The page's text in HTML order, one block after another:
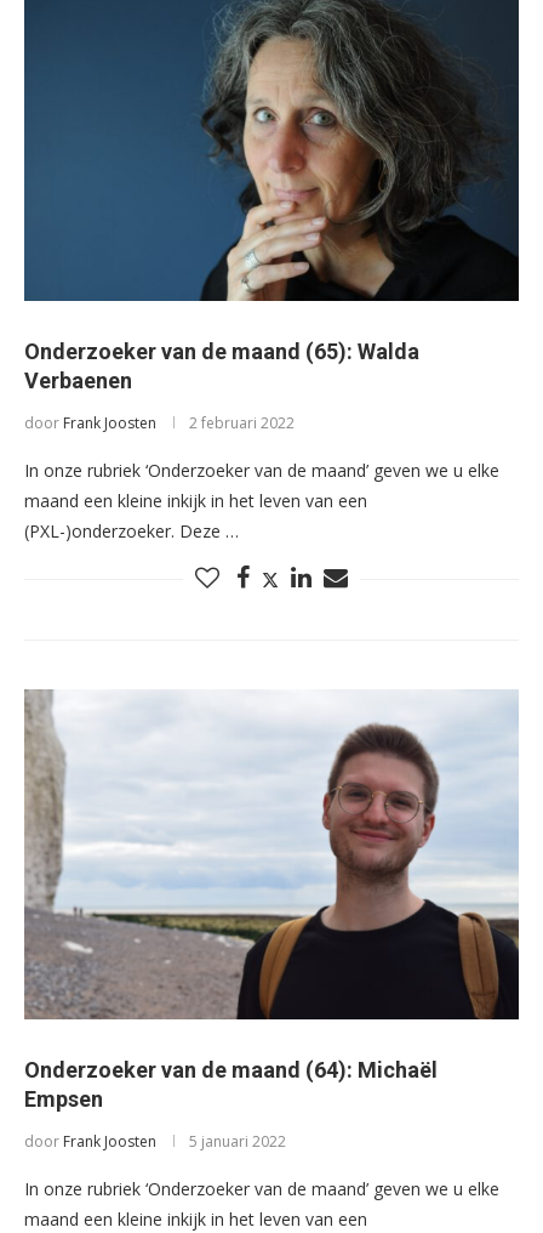
Onderzoeker van de maand (65): Walda
Verbaenen
door Frank Joosten 2 februari 2022
In onze rubriek ‘Onderzoeker van de maand’ geven we u elke
maand een kleine inkijk in het leven van een
(PXL-)onderzoeker. Deze …
Onderzoeker van de maand (64): Michaël
Empsen
door Frank Joosten 5 januari 2022
In onze rubriek ‘Onderzoeker van de maand’ geven we u elke
maand een kleine inkijk in het leven van een